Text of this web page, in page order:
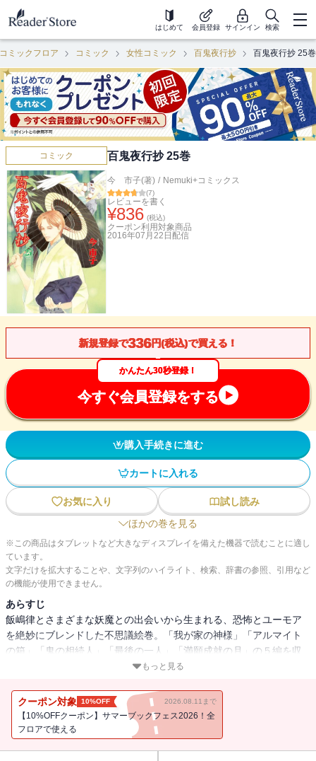
はじめて 会員登録 サインイン 検索
コミックフロア コミック 女性コミック 百鬼夜行抄 百鬼夜行抄 25巻
コミック 百鬼夜行抄 25巻
今 市子(著) / Nemuki+コミックス
(7)
レビューを書く
¥836 (税込)
クーポン利用対象商品
2016年07月22日 配信
新規登録で336円(税込)で買える！
かんたん30秒登録！
今すぐ会員登録をする
購入手続きに進む
カートに入れる
お気に入り
試し読み
ほかの巻を見る
※この商品はタブレットなど大きなディスプレイを備えた機器で読むことに適し
ています。
文字だけを拡大することや、文字列のハイライト、検索、辞書の参照、引用など
の機能が使用できません。
あらすじ
飯嶋律とさまざまな妖魔との出会いから生まれる、恐怖とユーモア
を絶妙にブレンドした不思議絵巻。「我が家の神様」「アルマイト
の箱」「鬼の相続人」「最後の一人」「満願成就の月」の５編を収
録した、人気シリーズの最新刊。もっと見る
クーポン対象 10%OFF 2026.08.11まで
【10%OFFクーポン】サマーブックフェス2026！全
フロアで使える